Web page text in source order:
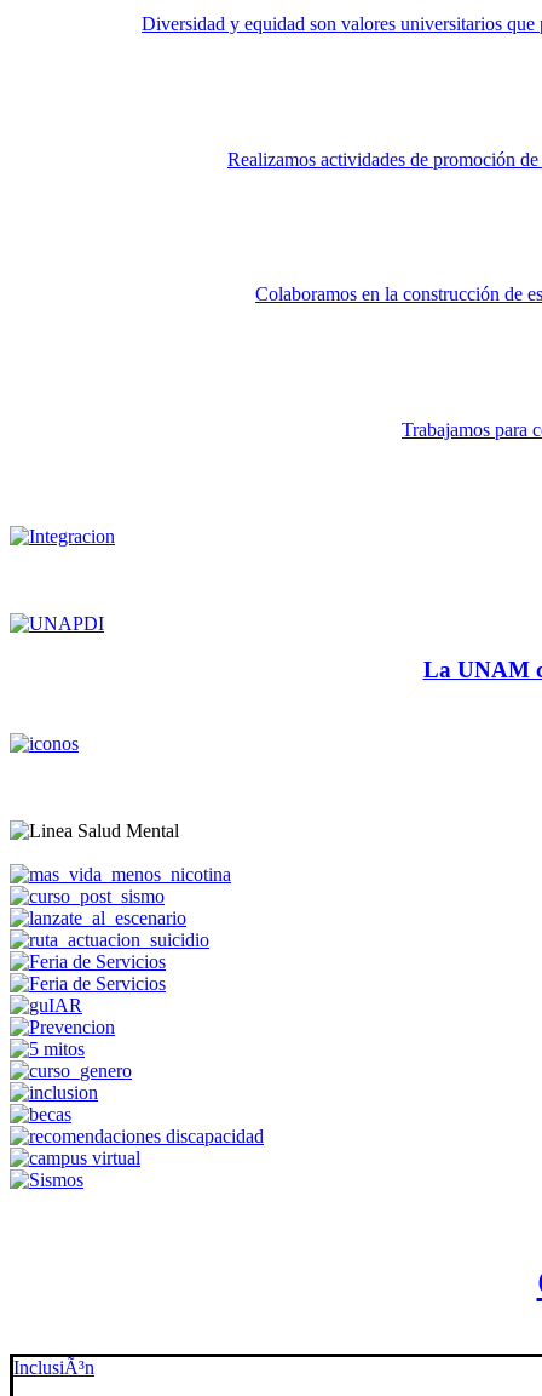
Diversidad y equidad son valores universitarios que
Realizamos actividades de promoción
Colaboramos en la construcción de
Trabajamos para
La UNAM
InclusiÃ³n